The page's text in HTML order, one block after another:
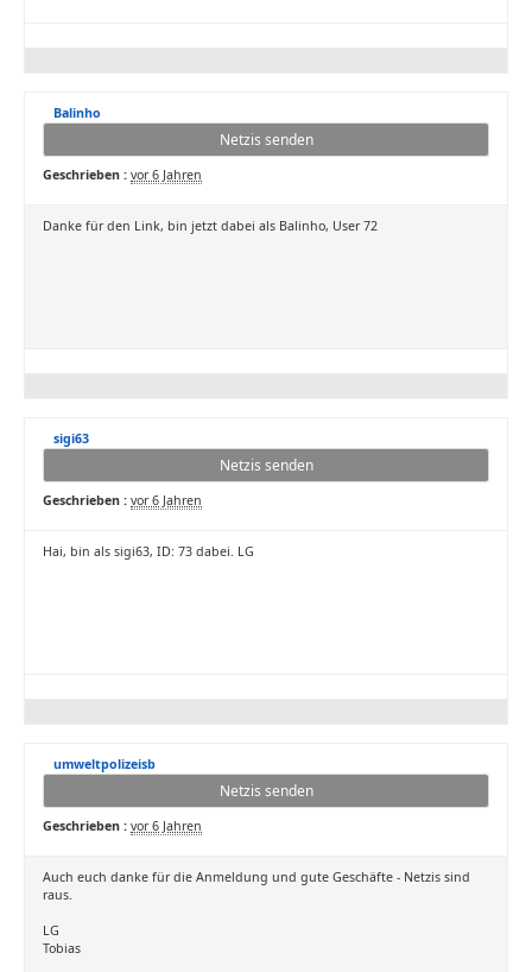
Balinho
Netzis senden
Geschrieben : vor 6 Jahren
Danke für den Link, bin jetzt dabei als Balinho, User 72
sigi63
Netzis senden
Geschrieben : vor 6 Jahren
Hai, bin als sigi63, ID: 73 dabei. LG
umweltpolizeisb
Netzis senden
Geschrieben : vor 6 Jahren
Auch euch danke für die Anmeldung und gute Geschäfte - Netzis sind
raus.
LG
Tobias